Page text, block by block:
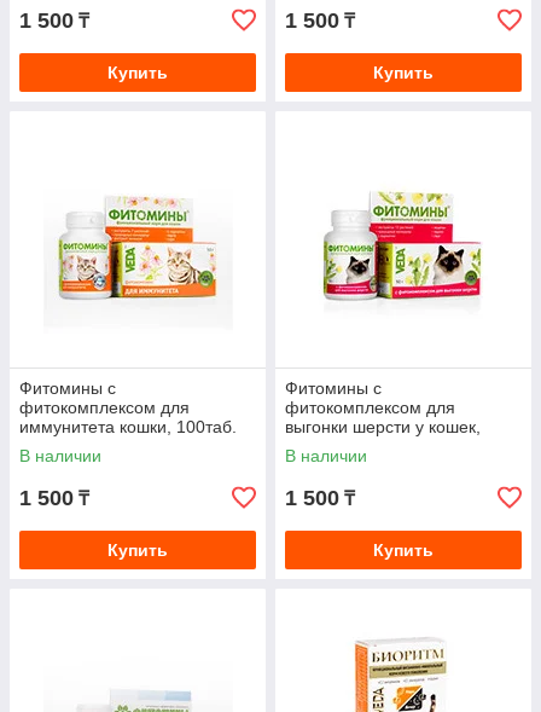
1 500 ₸
Купить
1 500 ₸
Купить
Фитомины с
фитокомплексом для
иммунитета кошки, 100таб.
В наличии
1 500 ₸
Купить
Фитомины с
фитокомплексом для
выгонки шерсти у кошек,
100таб.
В наличии
1 500 ₸
Купить